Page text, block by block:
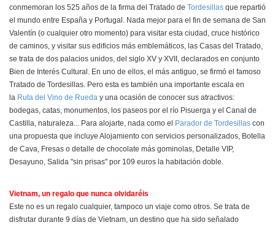
conmemoran los 525 años de la firma del Tratado de Tordesillas que repartió
el mundo entre España y Portugal. Nada mejor para el fin de semana de San
Valentín (o cualquier otro momento) para visitar esta ciudad, cruce histórico
de caminos, y visitar sus edificios más emblemáticos, las Casas del Tratado,
se trata de dos palacios unidos, del siglo XV y XVII, declarados en conjunto
Bien de Interés Cultural. En uno de ellos, el más antiguo, se firmó el famoso
Tratado de Tordesillas. Pero esta es también una importante escala en
la Ruta del Vino de Rueda y una ocasión de conocer sus atractivos:
bodegas, catas, monumentos, los paseos por el río Pisuerga y el Canal de
Castilla, naturaleza... Para alojarte, nada como el
Parador de Tordesillas con
una propuesta que incluye Alojamiento con servicios personalizados, Botella
de Cava, Fresas o detalle de chocolate más gominolas, Detalle VIP,
Desayuno, Salida "sin prisas" por 109 euros la habitación doble.
Vietnam, un regalo que nunca olvidaréis
Este no es un regalo cualquier, tampoco un viaje como otros. Se trata de
disfrutar durante 9 días de Vietnam, un destino que ha sido señalado